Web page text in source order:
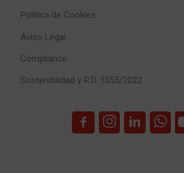
Política de Cookies
Aviso Legal
Compliance
Sostenibilidad y R.D. 1055/2022